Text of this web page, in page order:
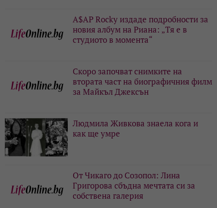
A$AP Rocky издаде подробности за
новия албум на Риана: „Тя е в
студиото в момента“
Скоро започват снимките на
втората част на биографичния филм
за Майкъл Джексън
Людмила Живкова знаела кога и
как ще умре
От Чикаго до Созопол: Лина
Григорова сбъдна мечтата си за
собствена галерия